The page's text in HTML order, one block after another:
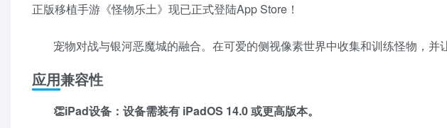
正版移植手游《怪物乐土》现已正式登陆App Store！
宠物对战与银河恶魔城的融合。在可爱的侧视像素世界中收集和训练怪物，并
应用兼容性
👏iPad设备：设备需装有 iPadOS 14.0 或更高版本。